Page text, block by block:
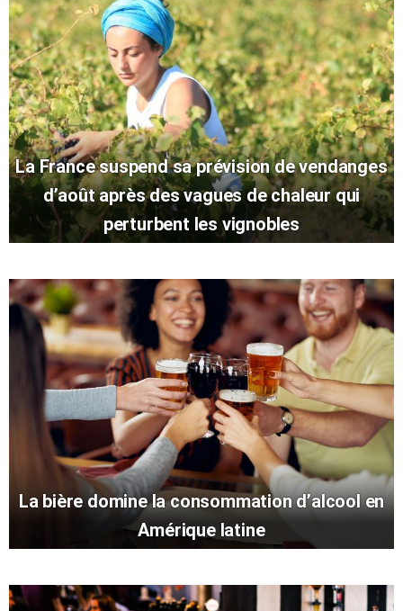
La France suspend sa prévision de vendanges
d’août après des vagues de chaleur qui
perturbent les vignobles
La bière domine la consommation d’alcool en
Amérique latine